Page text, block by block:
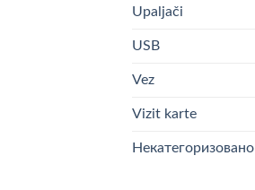
Upaljači
USB
Vez
Vizit karte
Некатегоризовано